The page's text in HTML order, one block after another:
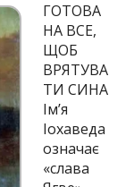
ГОТОВА
НА ВСЕ,
ЩОБ
ВРЯТУВА
ТИ СИНА
Ім’я
Іохаведа
означає
«слава